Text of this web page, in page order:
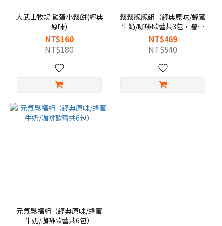
大武山牧場 雞蛋小鬆餅(經典
原味)
NT$160
NT$180
鬆鬆脆脆組（經典原味/蜂蜜
牛奶/咖啡歐蕾共3包，贈提
袋）
NT$469
NT$540
元氣鬆福組（經典原味/蜂蜜
牛奶/咖啡歐蕾共6包）